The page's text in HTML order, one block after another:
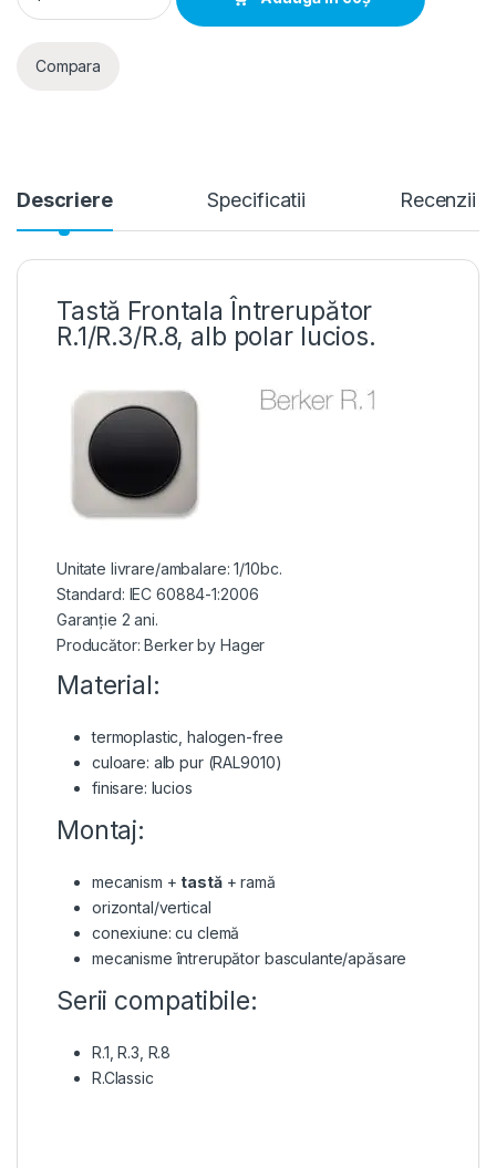
Compara
Descriere Specificatii Recenzii
Tastă Frontala Întrerupător
R.1/R.3/R.8, alb polar lucios.
Unitate livrare/ambalare: 1/10bc.
Standard: IEC 60884-1:2006
Garanție 2 ani.
Producător: Berker by Hager
Material:
termoplastic, halogen-free
culoare: alb pur (RAL9010)
finisare: lucios
Montaj:
mecanism + tastă+ ramă
orizontal/vertical
conexiune: cu clemă
mecanisme întrerupător basculante/apăsare
Serii compatibile:
R.1, R.3, R.8
R.Classic